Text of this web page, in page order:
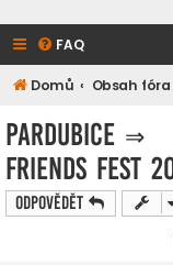
FAQ
Domů Obsah fóra
Pardubice ⇒
Friends fest
Odpovědět